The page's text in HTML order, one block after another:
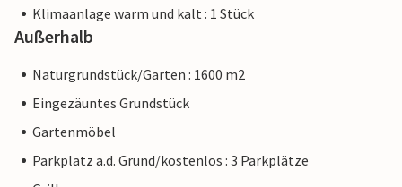
Klimaanlage warm und kalt : 1 Stück
Außerhalb
Naturgrundstück/Garten : 1600 m2
Eingezäuntes Grundstück
Gartenmöbel
Parkplatz a.d. Grund/kostenlos : 3 Parkplätze